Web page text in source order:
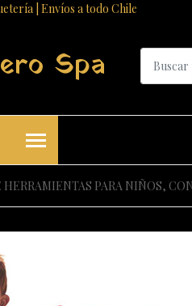
| Envíos a todo Chile
Spa
HERRAMIENTAS PARA NIÑOS,